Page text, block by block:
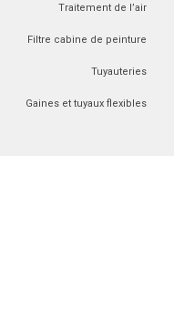
Traitement de l’air
Filtre cabine de peinture
Tuyauteries
Gaines et tuyaux flexibles